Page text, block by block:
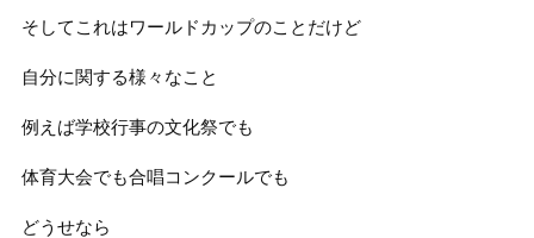
そしてこれはワールドカップのことだけど
自分に関する様々なこと
例えば学校行事の文化祭でも
体育大会でも合唱コンクールでも
どうせなら